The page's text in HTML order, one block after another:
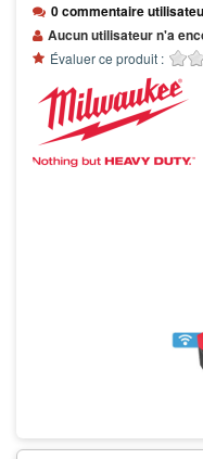
0 commentaire
Aucun utilisateur n'a
Évaluer ce produit :